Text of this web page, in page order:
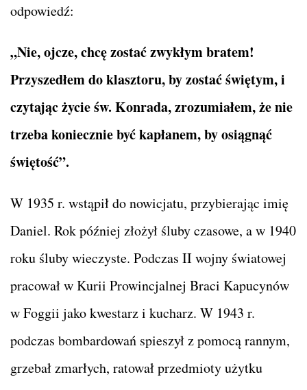
odpowiedź:
„Nie, ojcze, chcę zostać zwykłym bratem!
Przyszedłem do klasztoru, by zostać świętym, i
czytając życie św. Konrada, zrozumiałem, że nie
trzeba koniecznie być kapłanem, by osiągnąć
świętość”.
W 1935 r. wstąpił do nowicjatu, przybierając imię
Daniel. Rok później złożył śluby czasowe, a w 1940
roku śluby wieczyste. Podczas II wojny światowej
pracował w Kurii Prowincjalnej Braci Kapucynów
w Foggii jako kwestarz i kucharz. W 1943 r.
podczas bombardowań spieszył z pomocą rannym,
grzebał zmarłych, ratował przedmioty użytku